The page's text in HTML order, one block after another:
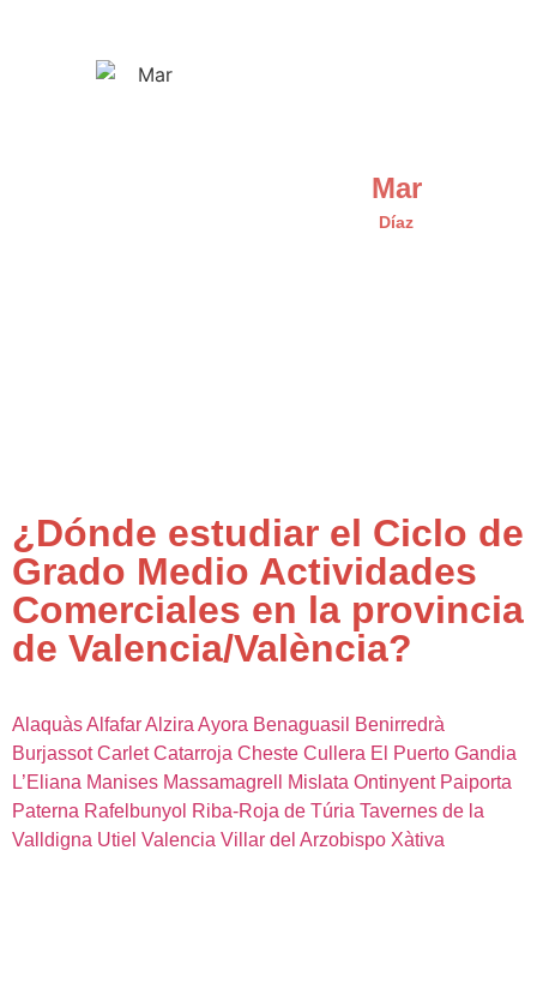
Mar
Díaz
¿Dónde estudiar el Ciclo de
Grado Medio Actividades
Comerciales en la provincia
de Valencia/València?
AlaquàsAlfafarAlziraAyora Benaguasil
Benirredrà
Burjassot Carlet Catarroja Cheste Cullera El Puerto Gandia
L’Eliana Manises Massamagrell Mislata Ontinyent Paiporta
Paterna Rafelbunyol Riba-Roja de Túria Tavernes de la
Valldigna Utiel Valencia Villar del Arzobispo Xàtiva